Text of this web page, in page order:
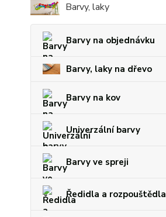
Barvy, laky
Barvy na objednávku
Barvy, laky na dřevo
Barvy na kov
Univerzální barvy
Barvy ve spreji
Ředidla a rozpouštědla